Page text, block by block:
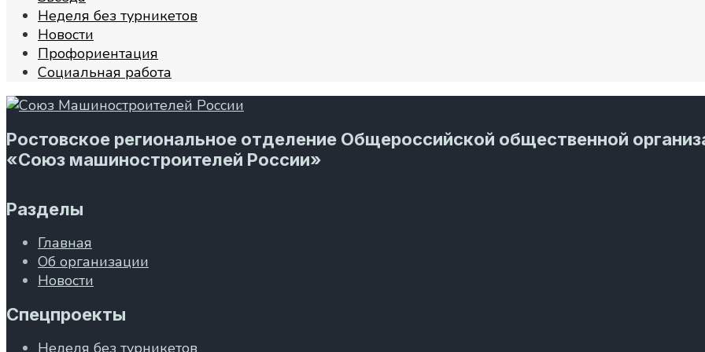
Неделя без турникетов
Новости
Профориентация
Социальная работа
Ростовское региональное отделение Общероссийской общественной
«Союз машиностроителей России»
Разделы
Главная
Об организации
Новости
Спецпроекты